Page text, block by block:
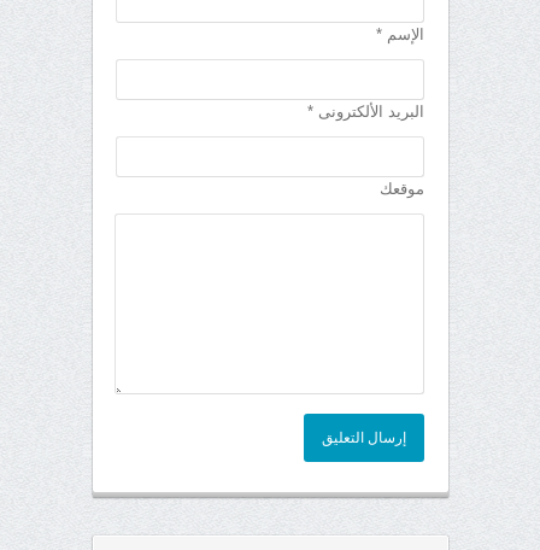
الإسم *
البريد الألكترونى *
موقعك
إرسال التعليق